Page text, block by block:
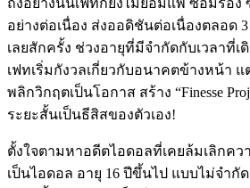
อย่างต่อเนื่อง ส่งออดิชันต่อเนื่องตลอด 3
เลยสักครั้ง ช่วงอายุที่มีจำกัดกับเวลาที่
เฟทเริ่มกังวลเกี่ยวกับอนาคตข้างหน้า
พลิกวิกฤตเป็นโอกาส สร้าง “Finesse
ระยะสั้นเป็นธีสิสของตัวเอง!
ตั้งใจตามหาอดีตไอดอลที่เคยล้มเลิกค
เป็นไอดอล อายุ 16 ปีขึ้นไป แบบไม่จำกั